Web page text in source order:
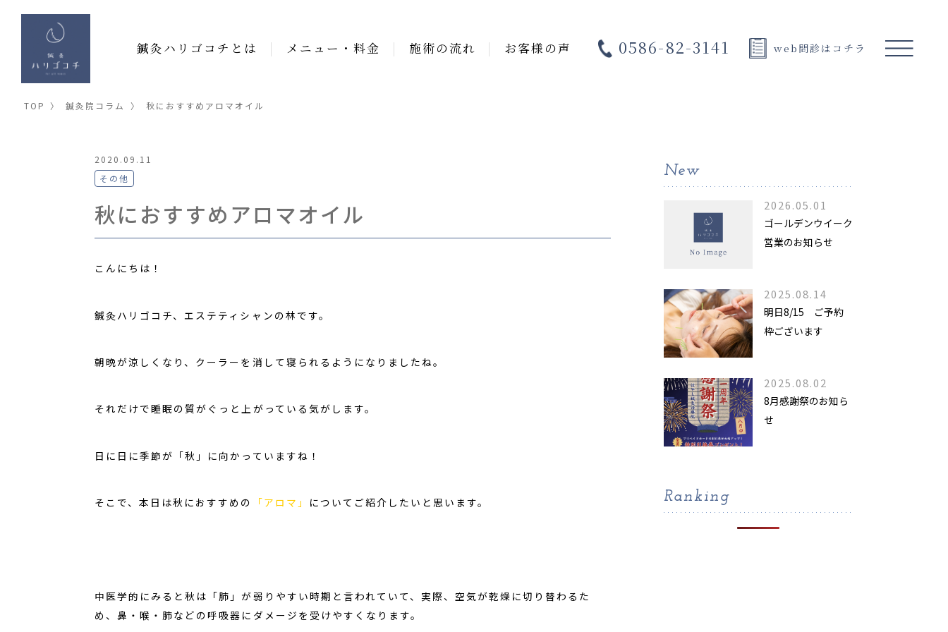
鍼灸ハリゴコチとは メニュー・料金 施術の流れ お客様の声 0586-82-3141 web問診はコチラ
TOP 〉 鍼灸院コラム 〉 秋におすすめアロマオイル
2020.09.11
その他
秋におすすめアロマオイル
こんにちは！
鍼灸ハリゴコチ、エステティシャンの林です。
朝晩が涼しくなり、クーラーを消して寝られるようになりましたね。
それだけで睡眠の質がぐっと上がっている気がします。
日に日に季節が「秋」に向かっていますね！
そこで、本日は秋におすすめの 「アロマ」 についてご紹介したいと思います。
中医学的にみると秋は「肺」が弱りやすい時期と言われていて、実際、空気が乾燥に切り替わるた
め、鼻・喉・肺などの呼吸器にダメージを受けやすくなります。
New
2026.05.01
ゴールデンウイーク
営業のお知らせ
2025.08.14
明日8/15 ご予約
枠ございます
2025.08.02
8月感謝祭のお知ら
せ
Ranking